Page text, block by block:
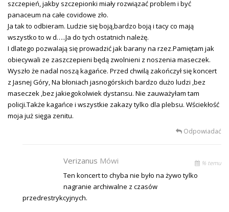
szczepień, jakby szczepionki miały rozwiązać problem i być
panaceum na całe covidowe zło.
Ja tak to odbieram. Ludzie się boją,bardzo boją i tacy co mają
wszystko to w d…..Ja do tych ostatnich należę.
I dlatego pozwalają się prowadzić jak barany na rzez.Pamiętam jak
obiecywali ze zaszczepieni będą zwolnieni z noszenia maseczek.
Wyszło że nadal noszą kagańce. Przed chwilą zakończył się koncert
z Jasnej Góry, Na błoniach jasnogórskich bardzo dużo ludzi ,bez
maseczek ,bez jakiegokolwiek dystansu. Nie zauważyłam tam
policji.Także kagańce i wszystkie zakazy tylko dla plebsu. Wściekłość
moja już sięga zenitu.
Odpowiadać
Verizanus Mówi % temu
Ten koncert to chyba nie było na żywo tylko
nagranie archiwalne z czasów
przedrestrykcyjnych.